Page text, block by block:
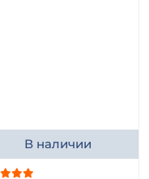
В наличии